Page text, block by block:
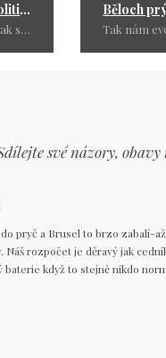
Z politiky se stala žumpa a politici ji hojně míchají aby pořádně smrděla
Už vidím jak svírají samopaly a pak si nalíčí noženky na hnědo. Vojna není kojná a vy ji uměle udržujete a podnikavě popichujete Rusko a doufáte, že to bude on kdo se podělá.
své názory,
pryč a Brusel to brzo zabalí-
Náš rozpočet je děravý jak
když to stejně nikdo